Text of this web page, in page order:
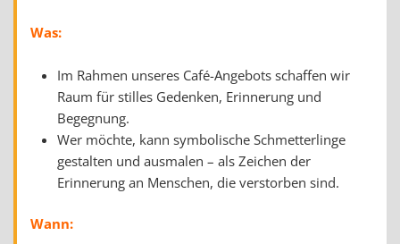
Was:
Im Rahmen unseres Café-Angebots schaffen wir
Raum für stilles Gedenken, Erinnerung und
Begegnung.
Wer möchte, kann symbolische Schmetterlinge
gestalten und ausmalen – als Zeichen der
Erinnerung an Menschen, die verstorben sind.
Wann: